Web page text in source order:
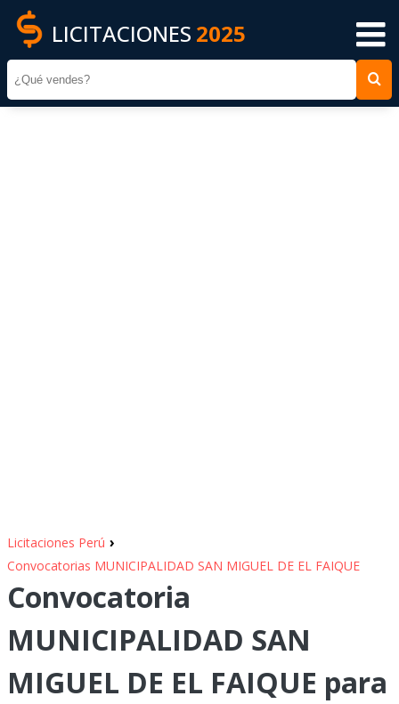
LICITACIONES 2025
Licitaciones Perú ›
Convocatorias MUNICIPALIDAD SAN MIGUEL DE EL FAIQUE
Convocatoria
MUNICIPALIDAD SAN
MIGUEL DE EL FAIQUE para